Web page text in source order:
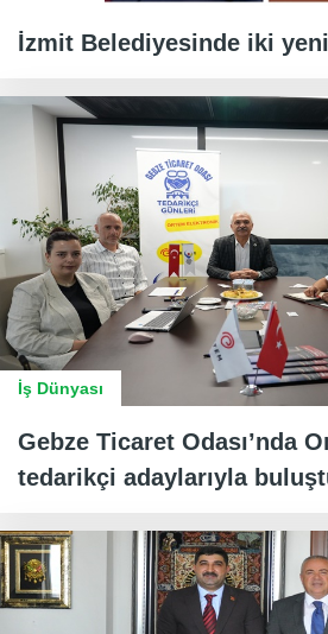
İzmit Belediyesinde iki
İş Dünyası
Gebze Ticaret Odası’nda
tedarikçi adaylarıyla